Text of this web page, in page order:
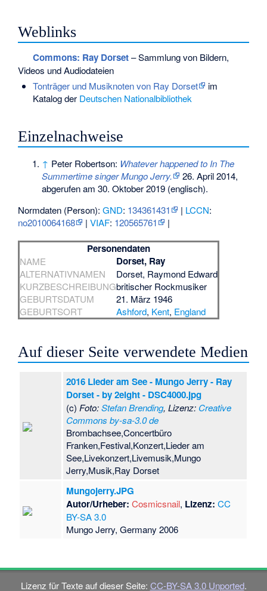
Weblinks
Commons: Ray Dorset– Sammlung von Bildern,
Videos und Audiodateien
Tonträger und Musiknoten von Ray Dorset
im
Katalog der Deutschen Nationalbibliothek
Einzelnachweise
↑ Peter Robertson: Whatever happened to In The
Summertime singer Mungo Jerry.
26. April 2014,
abgerufen am 30. Oktober 2019 (englisch).
Normdaten (Person):GND: 134361431 | LCCN:
no2010064168
|VIAF: 120565761 |
Personendaten
NAME Dorset, Ray
ALTERNATIVNAMEN
Dorset, Raymond Edward
KURZBESCHREIBUNGbritischer Rockmusiker
GEBURTSDATUM
21. März 1946
GEBURTSORT
Ashford, Kent, England
Auf dieser Seite verwendete Medien
2016 Lieder am See - Mungo Jerry - Ray
Dorset - by 2eight - DSC4000.jpg
(c)Foto:Stefan Brending, Lizenz: Creative
Commons by-sa-3.0 de
Brombachsee,Concertbüro
Franken,Festival,Konzert,Lieder am
See,Livekonzert,Livemusik,Mungo
Jerry,Musik,Ray Dorset
Mungojerry.JPG
Autor/Urheber: Cosmicsnail, Lizenz: CC
BY-SA 3.0
Mungo Jerry, Germany 2006
Lizenz für Texte auf dieser Seite: CC-BY-SA 3.0 Unported.